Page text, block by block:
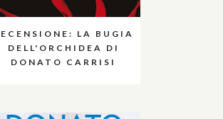
LA BUGIA
DELL'ORCHIDEA DI
DONATO CARRISI